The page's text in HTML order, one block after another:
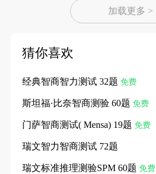
加载更多 >
猜你喜欢
经典智商智力测试 32题 免费
斯坦福·比奈智商测验 60题 免费
门萨智商测试( Mensa) 19题 免费
瑞文智力智商测试 72题
瑞文标准推理测验SPM 60题 免费